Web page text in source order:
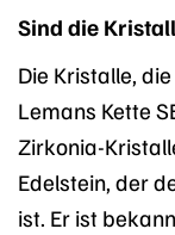
Sind die
Die Kristalle,
Lemans Kette
Zirkonia-
Edelstein, der
ist. Er ist